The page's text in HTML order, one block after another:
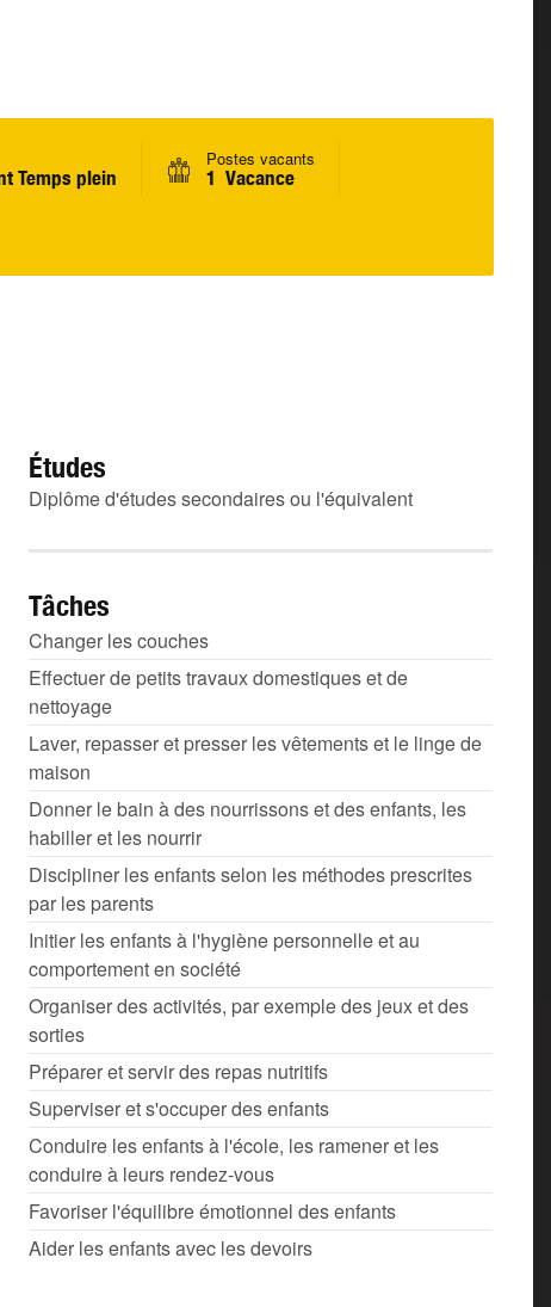
Temps plein
Postes vacants
1 Vacance
Études
Diplôme d'études secondaires ou l'équivalent
Tâches
Changer les couches
Effectuer de petits travaux domestiques et de
nettoyage
Laver, repasser et presser les vêtements et le linge de
maison
Donner le bain à des nourrissons et des enfants, les
habiller et les nourrir
Discipliner les enfants selon les méthodes prescrites
par les parents
Initier les enfants à l'hygiène personnelle et au
comportement en société
Organiser des activités, par exemple des jeux et des
sorties
Préparer et servir des repas nutritifs
Superviser et s'occuper des enfants
Conduire les enfants à l'école, les ramener et les
conduire à leurs rendez-vous
Favoriser l'équilibre émotionnel des enfants
Aider les enfants avec les devoirs